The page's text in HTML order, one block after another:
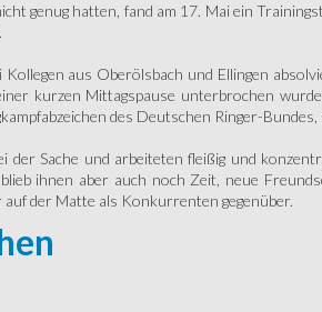
genug hatten, fand am 17. Mai ein
aus Oberölsbach und Ellingen
kurzen Mittagspause unterbrochen
des Deutschen Ringer-Bundes,
Sache und arbeiteten fleißig und
ihnen aber auch noch Zeit, neue
der Matte als Konkurrenten gegenüber.